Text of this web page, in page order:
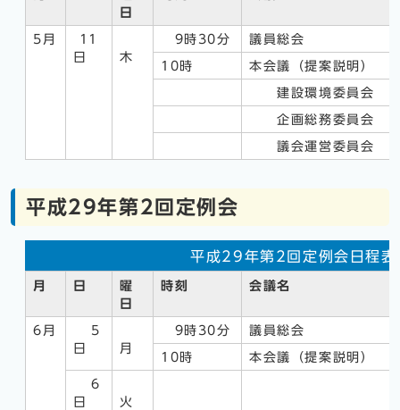
日
5月
11
日
木
9時30分 議員総会
10時 本会議（提案説明）
建設環境委員会
企画総務委員会
議会運営委員会
平成29年第2回定例会
平成29年第2回定例会日程表
月 日
曜
日
時刻 会議名
6月
5
日
月
9時30分 議員総会
10時 本会議（提案説明）
6
日
火